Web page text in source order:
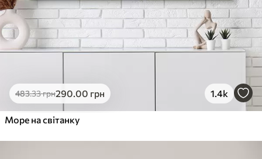
483.33грн290.00 грн 1.4k
Море на світанку